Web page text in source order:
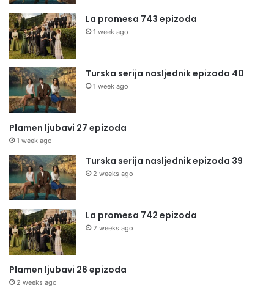
La promesa 743 epizoda
1 week ago
Turska serija nasljednik epizoda 40
1 week ago
Plamen ljubavi 27 epizoda
1 week ago
Turska serija nasljednik epizoda 39
2 weeks ago
La promesa 742 epizoda
2 weeks ago
Plamen ljubavi 26 epizoda
2 weeks ago